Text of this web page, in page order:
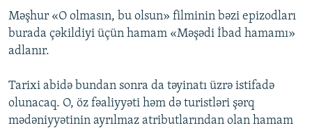
FOTOQALEREYA
İNFOQRAFIKA
OXU ZALI
AZƏRBAYCAN ƏDƏBIYYATI KITABXANASI
İZ - MƏDƏNIYYƏT PROQRAMI
HAQQIMIZDA
MISSIYAMIZ
MATERIALLARIMIZDAN ISTIFADƏ
AZADLIQRADIOSU MOBIL TELEFONUNUZDA
BIZI IZLƏ
RFE/RL-in bütün saytları
Məşhur «O olmasın, bu olsun» filminin bəzi epizodları
burada çəkildiyi üçün hamam «Məşədi İbad hamamı»
adlanır.
Tarixi abidə bundan sonra da təyinatı üzrə istifadə
olunacaq. O, öz fəaliyyəti həm də turistləri şərq
mədəniyyətinin ayrılmaz atributlarından olan hamam